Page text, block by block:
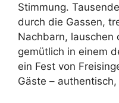
Stimmung.
durch die Gassen,
Nachbarn, lauschen
gemütlich in einem
ein Fest von
Gäste –